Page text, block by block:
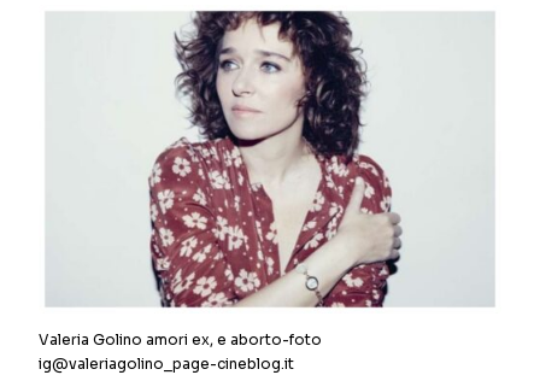
Valeria Golino amori ex, e aborto-foto
ig@valeriagolino_page-cineblog.it